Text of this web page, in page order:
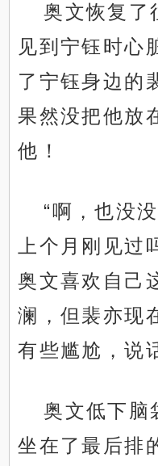
奥文恢复了
见到宁钰时心
了宁钰身边的
果然没把他放
他！
“啊，也没
上个月刚见过
奥文喜欢自己
澜，但裴亦现
有些尴尬，说
奥文低下脑
坐在了最后排